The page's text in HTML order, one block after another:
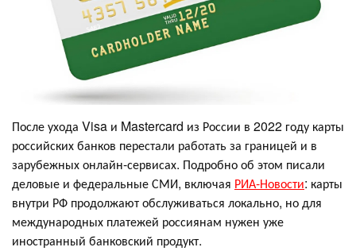
После ухода Visa и Mastercard из России в 2022 году карты
российских банков перестали работать за границей и в
зарубежных онлайн-сервисах. Подробно об этом писали
деловые и федеральные СМИ, включая РИА-Новости: карты
внутри РФ продолжают обслуживаться локально, но для
международных платежей россиянам нужен уже
иностранный банковский продукт.